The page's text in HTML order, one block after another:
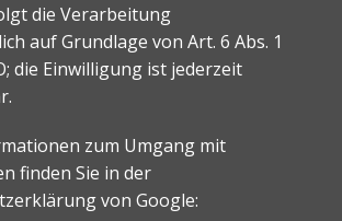
die Verarbeitung
auf Grundlage von Art. 6 Abs. 1
die Einwilligung ist jederzeit
zum Umgang mit
finden Sie in der
von Google: